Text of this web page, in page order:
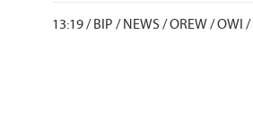
13:19 /BIP / NEWS/OREW/OWI /